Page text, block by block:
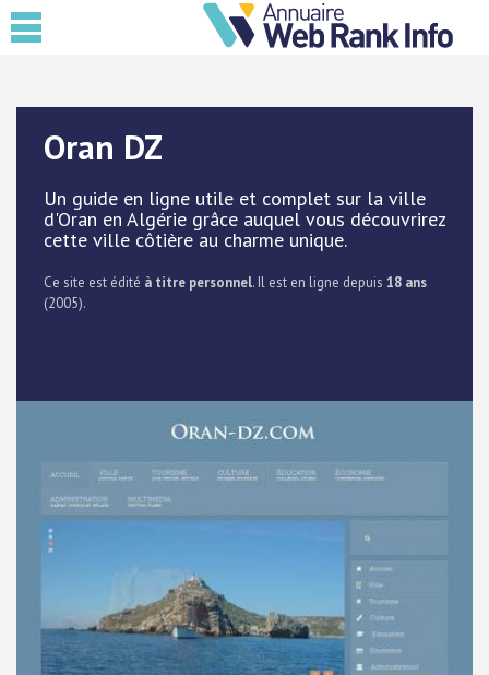
Oran DZ
Un guide en ligne utile et complet sur la ville
d'Oran en Algérie grâce auquel vous découvrirez
cette ville côtière au charme unique.
Ce site est édité à titre personnel. Il est en ligne depuis 18 ans
(2005).